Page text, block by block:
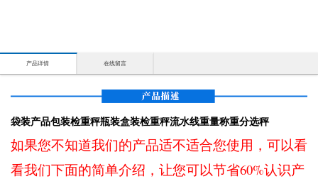
产品详情 在线留言
袋装产品包装检重秤瓶装盒装检重秤流水线重量称重分选秤
如果您不知道我们的产品适不适合您使用，可以看
看我们下面的简单介绍，让您可以节省60%认识产